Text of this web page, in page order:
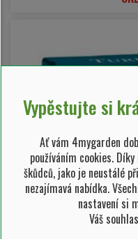
Vypěstujte si
Ať vám 4mygarden
používáním cookies.
škůdců, jako je neustálé
nezajímavá nabídka.
nastavení si
Váš